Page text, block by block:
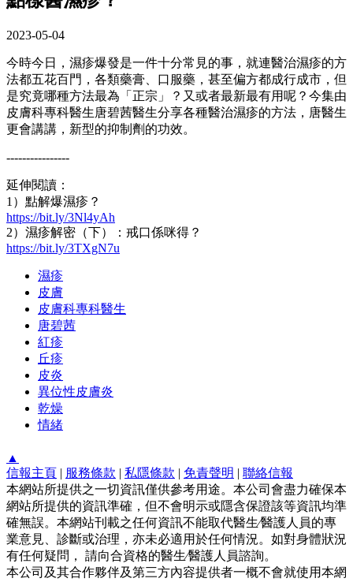
2023-05-04
今時今日，濕疹爆發是一件十分常見的事，就連醫治濕疹的方
法都五花百門，各類藥膏、口服藥，甚至偏方都成行成市，但
是究竟哪種方法最為「正宗」？又或者最新最有用呢？今集由
皮膚科專科醫生唐碧茜醫生分享各種醫治濕疹的方法，唐醫生
更會講講，新型的抑制劑的功效。
----------------
延伸閱讀：
1）點解爆濕疹？
https://bit.ly/3Nl4yAh
2）濕疹解密（下）：戒口係咪得？
https://bit.ly/3TXgN7u
濕疹
皮膚
皮膚科專科醫生
唐碧茜
紅疹
丘疹
皮炎
異位性皮膚炎
乾燥
情緒
▲
信報主頁 | 服務條款 | 私隱條款 | 免責聲明 | 聯絡信報
本網站所提供之一切資訊僅供參考用途。本公司會盡力確保本
網站所提供的資訊準確，但不會明示或隱含保證該等資訊均準
確無誤。本網站刊載之任何資訊不能取代醫生∕醫護人員的專
業意見、診斷或治理，亦未必適用於任何情況。如對身體狀況
有任何疑問， 請向合資格的醫生∕醫護人員諮詢。
本公司及其合作夥伴及第三方內容提供者一概不會就使用本網